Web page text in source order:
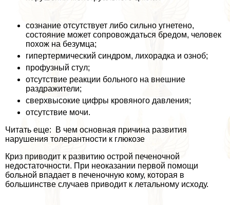
сознание отсутствует либо сильно угнетено,
состояние может сопровождаться бредом, человек
похож на безумца;
гипертермический синдром, лихорадка и озноб;
профузный стул;
отсутствие реакции больного на внешние
раздражители;
сверхвысокие цифры кровяного давления;
отсутствие мочи.
Читать еще: В чем основная причина развития
нарушения толерантности к глюкозе
Криз приводит к развитию острой печеночной
недостаточности. При неоказании первой помощи
больной впадает в печеночную кому, которая в
большинстве случаев приводит к летальному исходу.